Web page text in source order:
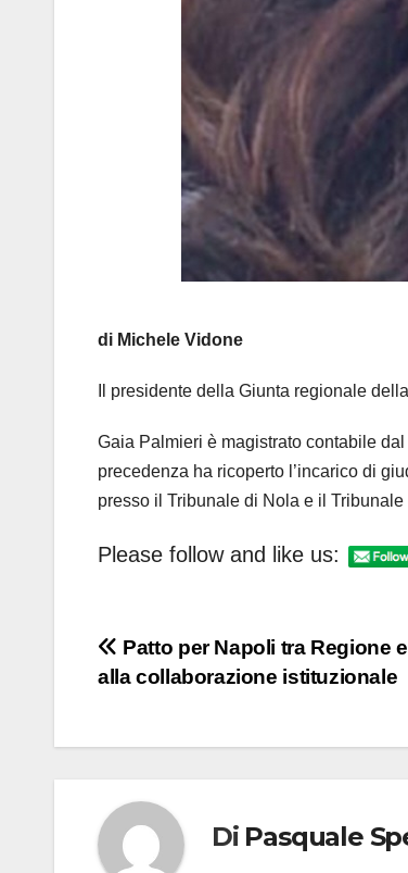
di Michele Vidone
Il presidente della Giunta regionale
Gaia Palmieri è magistrato contabile
precedenza ha ricoperto l’incarico di
presso il Tribunale di Nola e il
Please follow and like us:
Navigazione
Patto per Napoli tra Regione
alla collaborazione istituzionale
Di Pasquale